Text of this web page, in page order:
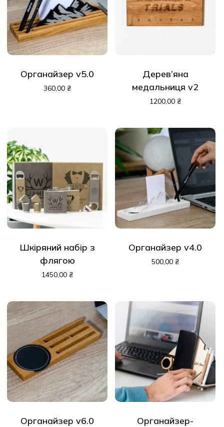
У кошику немає
товарів.
До Магазину
Органайзер v5.0
360,00 ₴
Дерев’яна
медальниця v2
1200,00 ₴
Шкіряний набір з
флягою
1450,00 ₴
Органайзер v4.0
500,00 ₴
Органайзер v6.0
Органайзер-